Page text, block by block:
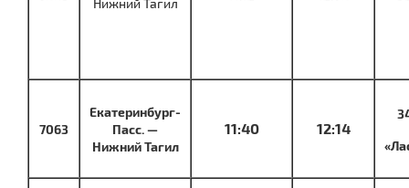
Нижний Тагил
7063
Екатеринбург-
Пасс. —
Нижний Тагил
11:40 12:14